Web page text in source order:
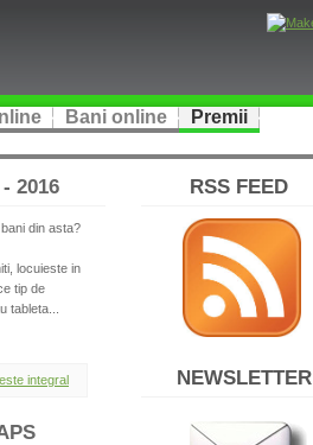
Bani online
Premii
2016
din asta?
locuieste in
tip de
tableta...
integral
RSS FEED
NEWSLETTER